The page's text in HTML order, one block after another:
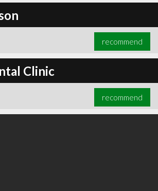
recommend
Clinic
recommend